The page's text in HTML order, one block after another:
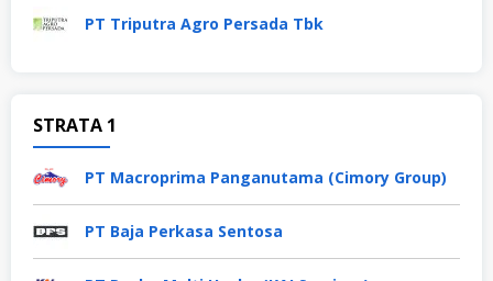
PT Triputra Agro Persada Tbk
STRATA 1
PT Macroprima Panganutama (Cimory Group)
PT Baja Perkasa Sentosa